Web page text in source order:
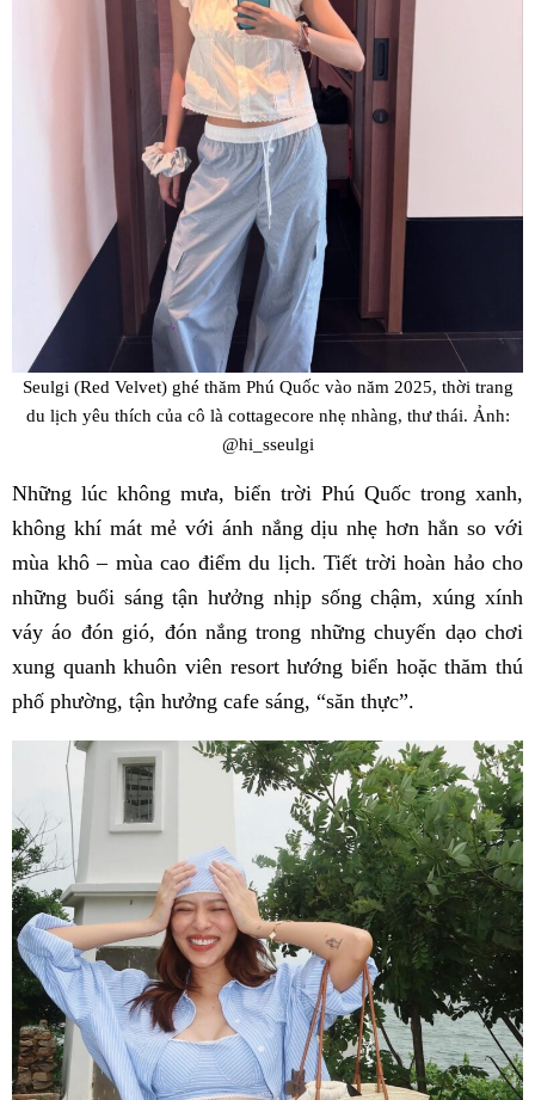
Seulgi (Red Velvet) ghé thăm Phú Quốc vào năm 2025, thời trang
du lịch yêu thích của cô là cottagecore nhẹ nhàng, thư thái. Ảnh:
@hi_sseulgi
Những lúc không mưa, biển trời Phú Quốc trong xanh,
không khí mát mẻ với ánh nắng dịu nhẹ hơn hẳn so với
mùa khô – mùa cao điểm du lịch. Tiết trời hoàn hảo cho
những buổi sáng tận hưởng nhịp sống chậm, xúng xính
váy áo đón gió, đón nắng trong những chuyến dạo chơi
xung quanh khuôn viên resort hướng biển hoặc thăm thú
phố phường, tận hưởng cafe sáng, “săn thực”.